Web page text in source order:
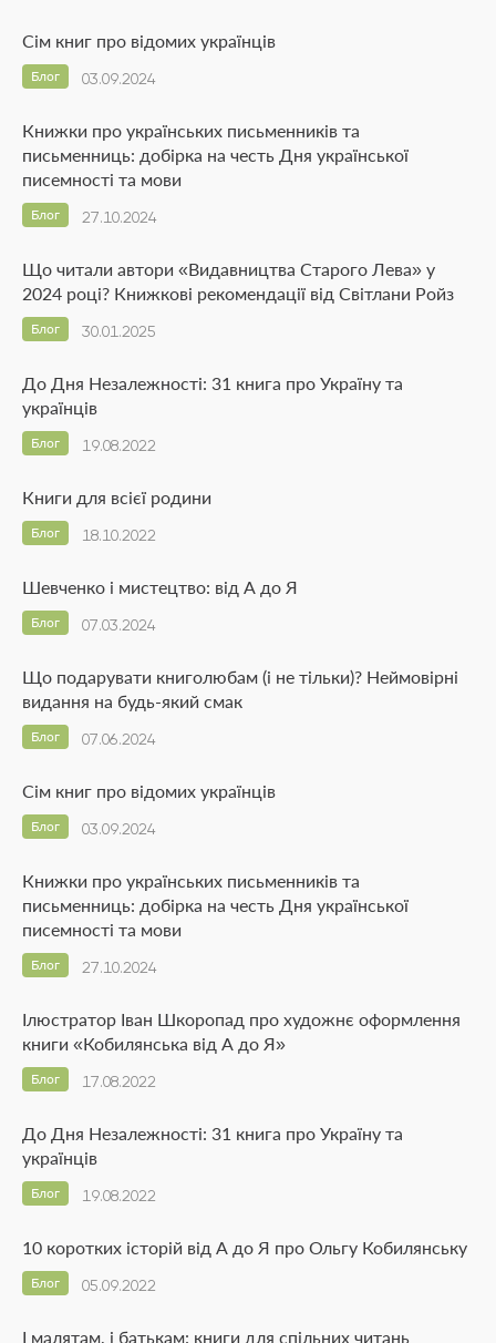
Сім книг про відомих українців
03.09.2024
Блог
Книжки про українських письменників та
письменниць: добірка на честь Дня української
писемності та мови
27.10.2024
Блог
Що читали автори «Видавництва Старого Лева» у
2024 році? Книжкові рекомендації від Світлани Ройз
30.01.2025
Блог
До Дня Незалежності: 31 книга про Україну та
українців
19.08.2022
Блог
Книги для всієї родини
18.10.2022
Блог
Шевченко і мистецтво: від А до Я
07.03.2024
Блог
Що подарувати книголюбам (і не тільки)? Неймовірні
видання на будь-який смак
07.06.2024
Блог
Сім книг про відомих українців
03.09.2024
Блог
Книжки про українських письменників та
письменниць: добірка на честь Дня української
писемності та мови
27.10.2024
Блог
Ілюстратор Іван Шкоропад про художнє оформлення
книги «Кобилянська від А до Я»
17.08.2022
Блог
До Дня Незалежності: 31 книга про Україну та
українців
19.08.2022
Блог
10 коротких історій від А до Я про Ольгу Кобилянську
05.09.2022
Блог
І малятам, і батькам: книги для спільних читань